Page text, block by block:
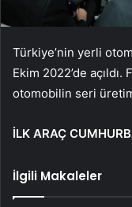
Türkiye’nin yerli
Ekim 2022’de
otomobilin seri
İLK ARAÇ
İlgili Makaleler